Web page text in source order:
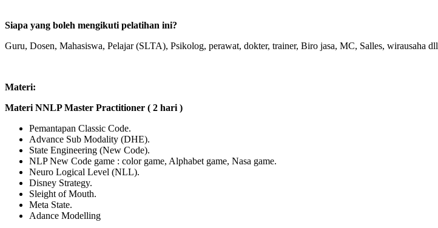
Siapa yang boleh mengikuti pelatihan ini?
Guru, Dosen, Mahasiswa, Pelajar (SLTA), Psikolog, perawat, dokter, trainer, Biro jasa, MC, Salles, wirausaha dll
Materi:
Materi NNLP Master Practitioner ( 2 hari )
Pemantapan Classic Code.
Advance Sub Modality (DHE).
State Engineering (New Code).
NLP New Code game : color game, Alphabet game, Nasa game.
Neuro Logical Level (NLL).
Disney Strategy.
Sleight of Mouth.
Meta State.
Adance Modelling